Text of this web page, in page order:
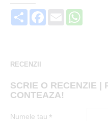
Share Facebook
Email
RECENZII
SCRIE O RECENZIE |
CONTEAZA!
Numele tau